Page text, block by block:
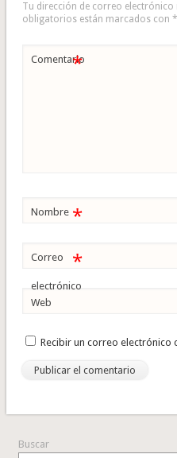
Tu dirección de correo electrónico
obligatorios están marcados con *
Comentario
*
Nombre *
Correo
electrónico
*
Web
Recibir un correo electrónico
Buscar